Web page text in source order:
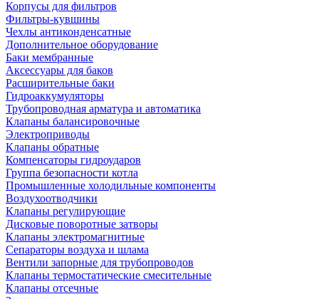
Корпусы для фильтров
Фильтры-кувшины
Чехлы антиконденсатные
Дополнительное оборудование
Баки мембранные
Аксессуары для баков
Расширительные баки
Гидроаккумуляторы
Трубопроводная арматура и автоматика
Клапаны балансировочные
Электроприводы
Клапаны обратные
Компенсаторы гидроударов
Группа безопасности котла
Промышленные холодильные компоненты
Воздухоотводчики
Клапаны регулирующие
Дисковые поворотные затворы
Клапаны электромагнитные
Сепараторы воздуха и шлама
Вентили запорные для трубопроводов
Клапаны термостатические смесительные
Клапаны отсечные